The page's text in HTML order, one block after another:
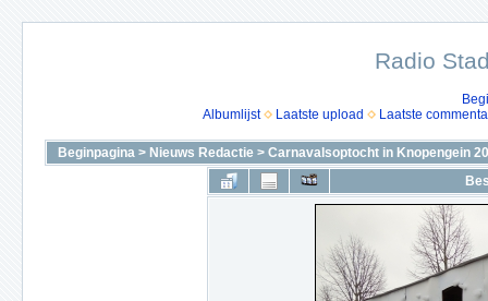
Radio
Albumlijst
Laatste upload Laatste
Beginpagina > Nieuws Redactie > Carnavalsoptocht in Knopengein